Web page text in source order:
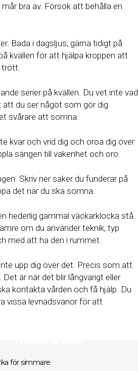
bra av. Försök att behålla en
Bada i dagsljus, gärna tidigt på
kvällen för att hjälpa kroppen att
serier på kvällen. Du vet inte vad
du ser något som gör dig
svårare att somna.
kvar och vrid dig och oroa dig över
sängen till vakenhet och oro.
Skriv ner saker du funderar på
det när du ska somna.
hederlig gammal väckarklocka stå.
om du använder teknik, typ
med att ha den i rummet.
upp dig över det. Precis som att
är när det blir långvarigt eller
kontakta vården och få hjälp. Du
vissa levnadsvanor för att
för simmare